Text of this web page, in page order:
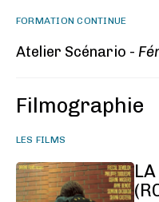
FORMATION CONTINUE
Atelier Scénario -
Filmographie
LES FILMS
LA